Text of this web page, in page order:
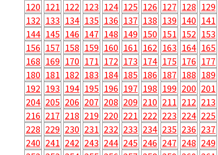
120 121 122 123 124 125 126 127 128 129
132 133 134 135 136 137 138 139 140 141
144 145 146 147 148 149 150 151 152 153
156 157 158 159 160 161 162 163 164 165
168 169 170 171 172 173 174 175 176 177
180 181 182 183 184 185 186 187 188 189
192 193 194 195 196 197 198 199 200 201
204 205 206 207 208 209 210 211 212 213
216 217 218 219 220 221 222 223 224 225
228 229 230 231 232 233 234 235 236 237
240 241 242 243 244 245 246 247 248 249